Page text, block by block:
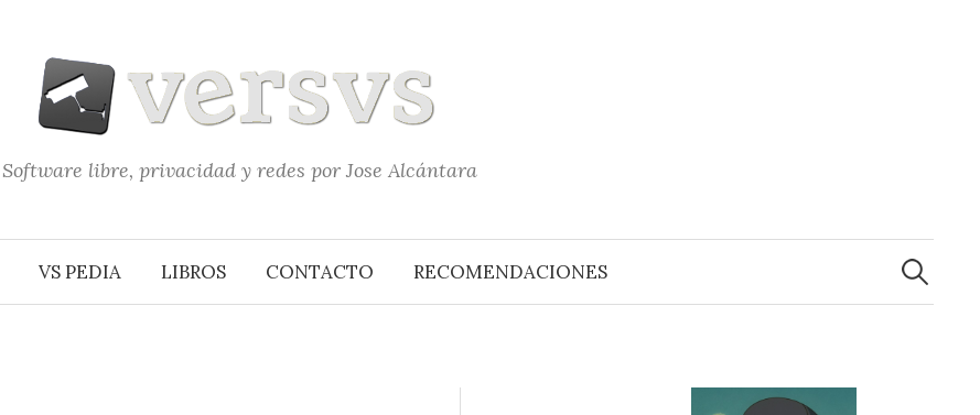
Software libre, privacidad y redes por Jose Alcántara
VS PEDIA LIBROS CONTACTO RECOMENDACIONES
Buscar: